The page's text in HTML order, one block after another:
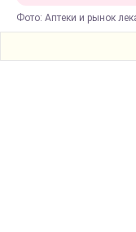
Фото: Аптеки и рынок